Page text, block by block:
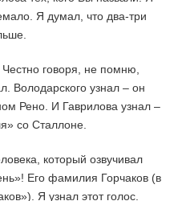
Я думал, что два-три
говоря, не помню,
Володарского узнал – он
Рено. И Гаврилова узнал –
со Сталлоне.
который озвучивал
Его фамилия Горчаков (в
Я узнал этот голос.